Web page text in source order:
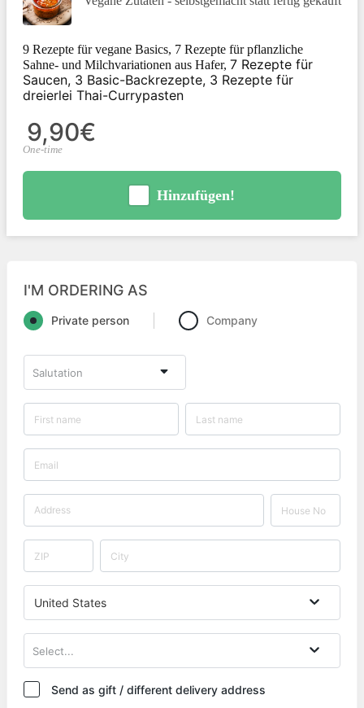
9 Rezepte für vegane Basics, 7 Rezepte für pflanzliche
Sahne- und Milchvariationen aus Hafer, 7 Rezepte für
Saucen, 3 Basic-Backrezepte, 3 Rezepte für
dreierlei Thai-Currypasten
9,90€
One-time
Hinzufügen!
I'M ORDERING AS
Private person Company
Salutation
United States
Select...
Send as gift / different delivery address